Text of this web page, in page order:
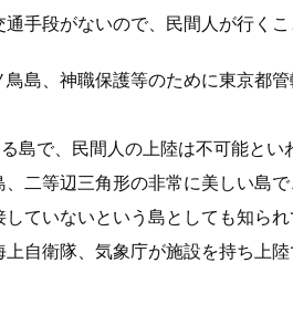
手段がないので、民間人が行く
島、神職保護等のために東京都
島で、民間人の上陸は不可能とい
二等辺三角形の非常に美しい島
ていないという島としても知られ
上自衛隊、気象庁が施設を持ち上